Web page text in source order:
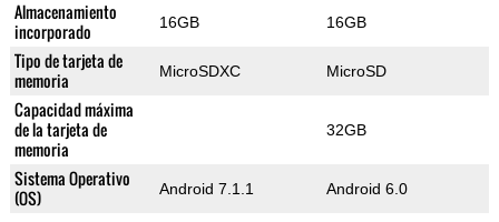
Almacenamiento
incorporado
16GB 16GB
Tipo de tarjeta de
memoria
MicroSDXC MicroSD
Capacidad máxima
de la tarjeta de
memoria
32GB
Sistema Operativo
(OS)
Android 7.1.1 Android 6.0